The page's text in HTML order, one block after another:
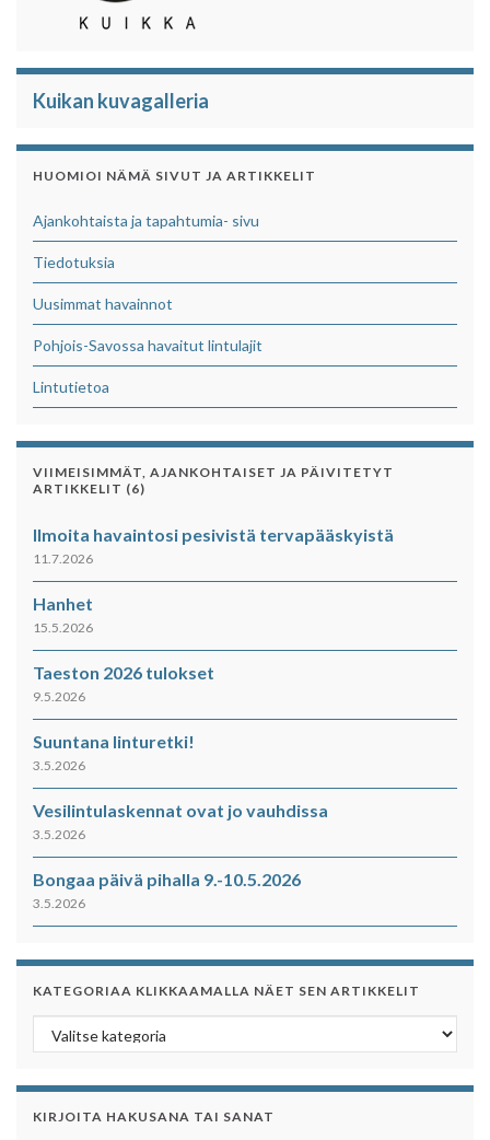
Kuikan kuvagalleria
HUOMIOI NÄMÄ SIVUT JA ARTIKKELIT
Ajankohtaista ja tapahtumia- sivu
Tiedotuksia
Uusimmat havainnot
Pohjois-Savossa havaitut lintulajit
Lintutietoa
VIIMEISIMMÄT, AJANKOHTAISET JA PÄIVITETYT
ARTIKKELIT (6)
Ilmoita havaintosi pesivistä tervapääskyistä
11.7.2026
Hanhet
15.5.2026
Taeston 2026 tulokset
9.5.2026
Suuntana linturetki!
3.5.2026
Vesilintulaskennat ovat jo vauhdissa
3.5.2026
Bongaa päivä pihalla 9.-10.5.2026
3.5.2026
KATEGORIAA KLIKKAAMALLA NÄET SEN ARTIKKELIT
Kategoriaa klikkaamalla näet sen artikkelit
KIRJOITA HAKUSANA TAI SANAT